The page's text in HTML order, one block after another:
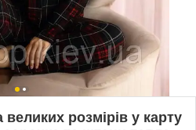
розмірів у карту